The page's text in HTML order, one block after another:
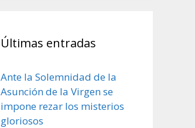
Últimas entradas
Ante la Solemnidad de la
Asunción de la Virgen se
impone rezar los misterios
gloriosos